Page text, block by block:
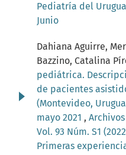
Pediatría del
Junio
Dahiana Aguirre,
Bazzino, Catalina
pediátrica.
de pacientes
(Montevideo,
mayo 2021 ,
Vol. 93 Núm. S1
Primeras